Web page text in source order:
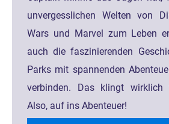
unvergesslichen Welten von
Wars und Marvel zum Leben
auch die faszinierenden
Parks mit spannenden
verbinden. Das klingt wirklich
Also, auf ins Abenteuer!